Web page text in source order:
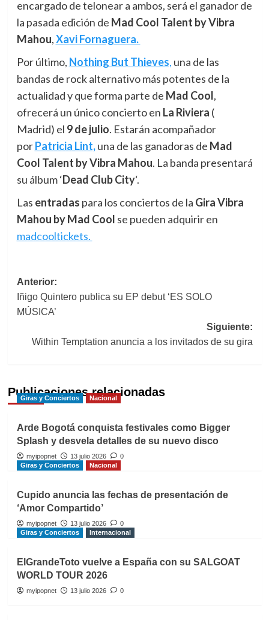
encargado de telonear a ambos, será el ganador de
la pasada edición de Mad Cool Talent by Vibra
Mahou,Xavi Fornaguera.
Por último, Nothing But Thieves, una de las
bandas de rock alternativo más potentes de la
actualidad y que forma parte de Mad Cool,
ofrecerá un único concierto en La Riviera (
Madrid) el 9 de julio. Estarán acompañador
porPatricia Lint,una de las ganadoras de Mad
Cool Talent by Vibra Mahou. La banda presentará
su álbum ‘Dead Club City‘.
Las entradas para los conciertos de la Gira Vibra
Mahou by Mad Cool se pueden adquirir en
madcooltickets.
Navegación
de
Anterior:
Iñigo Quintero publica su EP debut ‘ES SOLO
MÚSICA’
Siguiente:
Within Temptation anuncia a los invitados de su gira
Publicaciones relacionadas
Giras y Conciertos Nacional
Arde Bogotá conquista festivales como Bigger
Splash y desvela detalles de su nuevo disco
myipopnet 13 julio 2026
0
Giras y Conciertos
Nacional
Cupido anuncia las fechas de presentación de
‘Amor Compartido’
myipopnet 13 julio 2026
0
Giras y Conciertos
Internacional
ElGrandeToto vuelve a España con su SALGOAT
WORLD TOUR 2026
myipopnet 13 julio 2026 0